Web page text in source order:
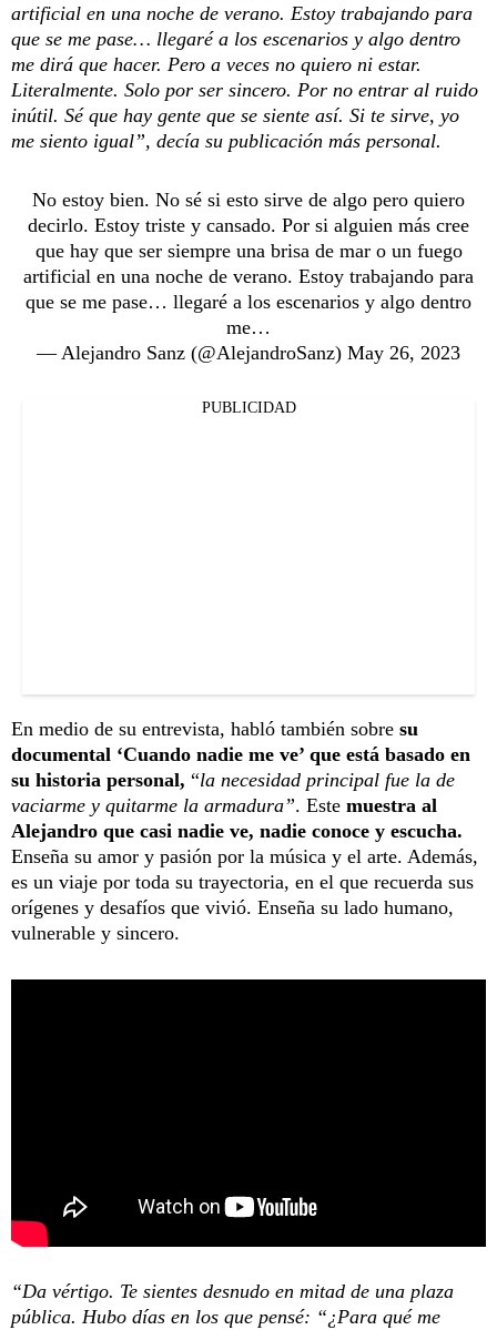
artificial en una noche de verano. Estoy trabajando para
que se me pase… llegaré a los escenarios y algo dentro
me dirá que hacer. Pero a veces no quiero ni estar.
Literalmente. Solo por ser sincero. Por no entrar al ruido
inútil. Sé que hay gente que se siente así. Si te sirve, yo
me siento igual”, decía su publicación más personal.
No estoy bien. No sé si esto sirve de algo pero quiero
decirlo. Estoy triste y cansado. Por si alguien más cree
que hay que ser siempre una brisa de mar o un fuego
artificial en una noche de verano. Estoy trabajando para
que se me pase… llegaré a los escenarios y algo dentro
me…
— Alejandro Sanz (@AlejandroSanz) May 26, 2023
PUBLICIDAD
En medio de su entrevista, habló también sobre su
documental ‘Cuando nadie me ve’ que está basado en
su historia personal, “la necesidad principal fue la de
vaciarme y quitarme la armadura”. Este muestra al
Alejandro que casi nadie ve, nadie conoce y escucha.
Enseña su amor y pasión por la música y el arte. Además,
es un viaje por toda su trayectoria, en el que recuerda sus
orígenes y desafíos que vivió. Enseña su lado humano,
vulnerable y sincero.
“Da vértigo. Te sientes desnudo en mitad de una plaza
pública. Hubo días en los que pensé: “¿Para qué me